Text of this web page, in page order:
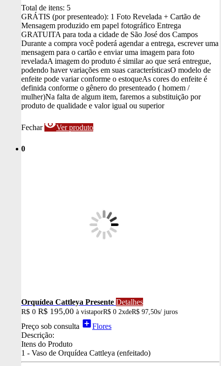
Total de itens: 5
GRÁTIS (por presenteado): 1 Foto Revelada + Cartão de
Mensagem produzido em papel fotográfico Entrega
GRATUITA para toda a cidade de São José dos Campos
Durante a compra você poderá agendar a entrega, escrever uma
mensagem para o cartão e enviar uma imagem para foto
reveladaA imagem do produto é similar ao que será entregue,
podendo haver variações em suas característicasO modelo de
enfeite pode variar conforme o estoqueAs cores do enfeite é
definida conforme o gênero do presenteado ( homem /
mulher)Na falta de algum item, faremos a substituição por
produto de qualidade e valor igual ou superior
Fechar visibilityVer produto
0
Orquídea Cattleya Presente Detalhes
R$ 0 R$ 195,00 à vistaporR$ 0 2xdeR$ 97,50s/ juros
Preço sob consulta add_boxFlores
Descrição:
Itens do Produto
1 - Vaso de Orquídea Cattleya (enfeitado)